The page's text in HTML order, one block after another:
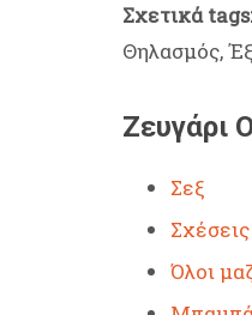
Σχετικά tags:
Θηλασμός,
Ζευγάρι
Σεξ
Σχέσεις
Όλοι